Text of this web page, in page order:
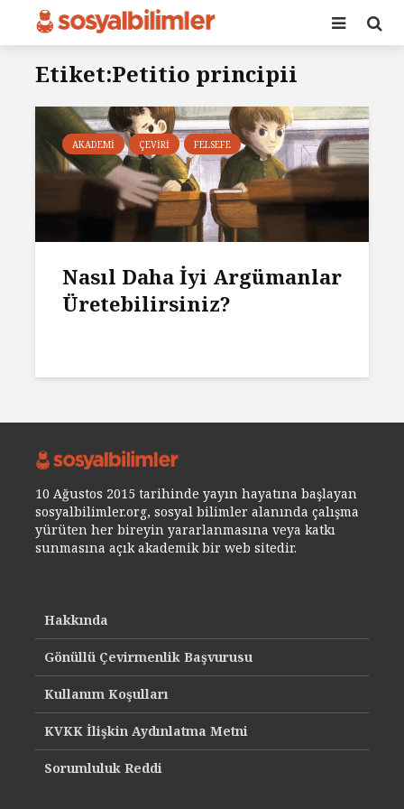
Etiket:Petitio principii
AKADEMI ÇEVIRI FELSEFE
Nasıl Daha İyi Argümanlar
Üretebilirsiniz?
10 Ağustos 2015 tarihinde yayın hayatına başlayan
sosyalbilimler.org, sosyal bilimler alanında çalışma
yürüten her bireyin yararlanmasına veya katkı
sunmasına açık akademik bir web sitedir.
Hakkında
Gönüllü Çevirmenlik Başvurusu
Kullanım Koşulları
KVKK İlişkin Aydınlatma Metni
Sorumluluk Reddi